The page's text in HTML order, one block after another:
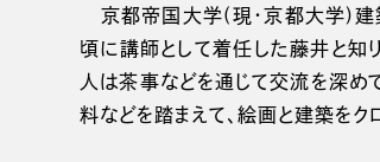
京都帝国大学(現・京都大学)建
頃に講師として着任した藤井と知
人は茶事などを通じて交流を深め
料などを踏まえて、絵画と建築をク